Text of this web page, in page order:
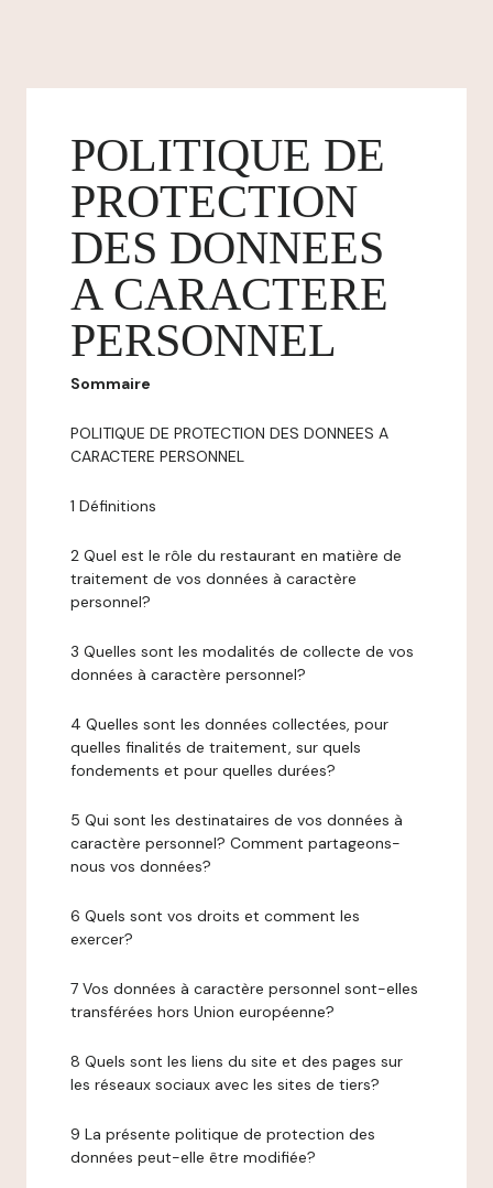
POLITIQUE DE
PROTECTION
DES DONNEES
A CARACTERE
PERSONNEL
Sommaire
POLITIQUE DE PROTECTION DES DONNEES A
CARACTERE PERSONNEL
1 Définitions
2 Quel est le rôle du restaurant en matière de
traitement de vos données à caractère
personnel?
3 Quelles sont les modalités de collecte de vos
données à caractère personnel?
4 Quelles sont les données collectées, pour
quelles finalités de traitement, sur quels
fondements et pour quelles durées?
5 Qui sont les destinataires de vos données à
caractère personnel? Comment partageons-
nous vos données?
6 Quels sont vos droits et comment les
exercer?
7 Vos données à caractère personnel sont-elles
transférées hors Union européenne?
8 Quels sont les liens du site et des pages sur
les réseaux sociaux avec les sites de tiers?
9 La présente politique de protection des
données peut-elle être modifiée?